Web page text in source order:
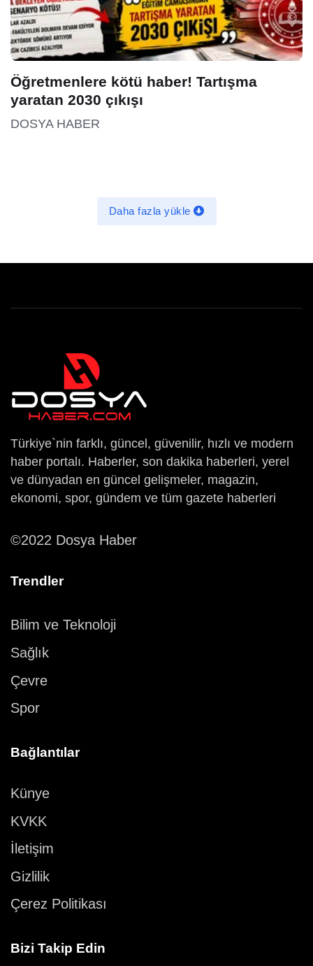
Öğretmenlere kötü haber! Tartışma
yaratan 2030 çıkışı
DOSYA HABER
Daha fazla yükle
Türkiye`nin farklı, güncel, güvenilir, hızlı ve modern
haber portalı. Haberler, son dakika haberleri, yerel
ve dünyadan en güncel gelişmeler, magazin,
ekonomi, spor, gündem ve tüm gazete haberleri
©2022 Dosya Haber
Trendler
Bilim ve Teknoloji
Sağlık
Çevre
Spor
Bağlantılar
Künye
KVKK
İletişim
Gizlilik
Çerez Politikası
Bizi Takip Edin